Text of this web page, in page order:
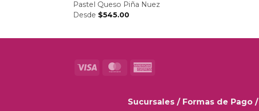
Pastel Queso Piña Nuez
Desde $545.00
Visa MasterCard
Sucursales / Formas de Pago/